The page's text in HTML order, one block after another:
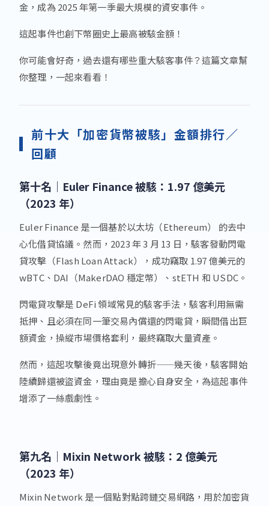
金，成為 2025 年第一季最大規模的資安事件。
這起事件也創下幣圈史上最高被駭金額！
你可能會好奇，過去還有哪些重大駭客事件？這篇文章幫
你整理，一起來看看！
前十大「加密貨幣被駭」金額排行／
回顧
第十名｜ Euler Finance 被駭：1.97 億美元
（2023 年）
Euler Finance 是一個基於以太坊（Ethereum） 的去中
心化借貸協議。然而，2023 年 3 月 13 日，駭客發動閃電
貸攻擊（Flash Loan Attack），成功竊取 1.97 億美元的
wBTC、DAI（MakerDAO 穩定幣）、stETH 和 USDC。
閃電貸攻擊是 DeFi 領域常見的駭客手法，駭客利用無需
抵押、且必須在同一筆交易內償還的閃電貸，瞬間借出巨
額資金，操縱市場價格套利，最終竊取大量資產。
然而，這起攻擊後竟出現意外轉折——幾天後，駭客開始
陸續歸還被盜資金，理由竟是擔心自身安全，為這起事件
增添了一絲戲劇性。
第九名｜ Mixin Network 被駭：2 億美元
（2023 年）
Mixin Network 是一個點對點跨鏈交易網路，用於加密貨